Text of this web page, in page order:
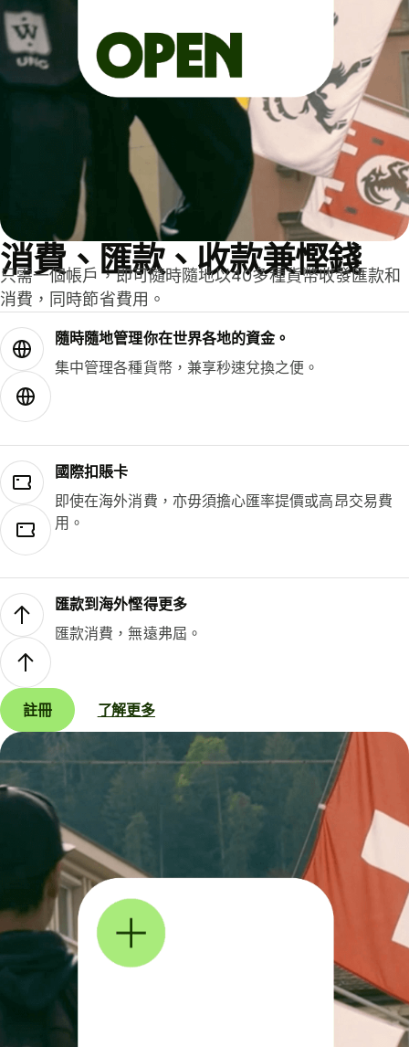
消費、匯款、收款兼慳錢
只需一個帳戶，即可隨時隨地以40多種貨幣收發匯款和
消費，同時節省費用。
隨時隨地管理你在世界各地的資金。
集中管理各種貨幣，兼享秒速兌換之便。
國際扣賬卡
即使在海外消費，亦毋須擔心匯率提價或高昂交易費
用。
匯款到海外慳得更多
匯款消費，無遠弗屆。
註冊 了解更多